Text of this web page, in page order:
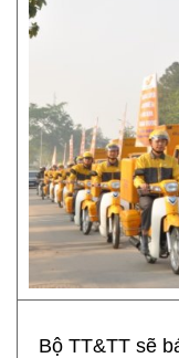
Bộ TT&TT sẽ